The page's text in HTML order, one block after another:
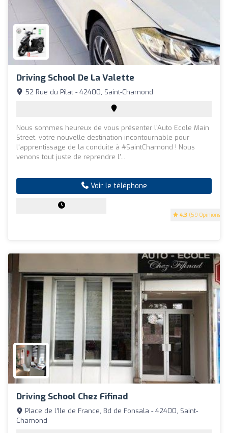
Driving School De La Valette
4.3 (59 Opinions)
52 Rue du Pilat - 42400, Saint-Chamond
Nous sommes heureux de vous présenter l'Auto Ecole Main
Street, votre nouvelle destination incontournable pour
l'apprentissage de la conduite à #SaintChamond ! Nous
venons tout juste de reprendre l'...
Voir le téléphone
Driving School Chez Fifinad
Place de l’Ile de France, Bd de Fonsala - 42400, Saint-
Chamond